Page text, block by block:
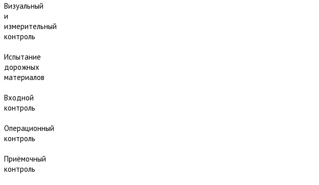
Визуальный
и
измерительный
контроль
Испытание
дорожных
материалов
Входной
контроль
Операционный
контроль
Приёмочный
контроль